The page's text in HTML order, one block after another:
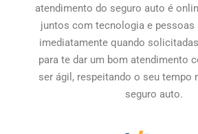
atendimento do seguro auto é
juntos com tecnologia e pessoas
imediatamente quando
para te dar um bom atendimento
ser ágil, respeitando o seu tempo
seguro auto.